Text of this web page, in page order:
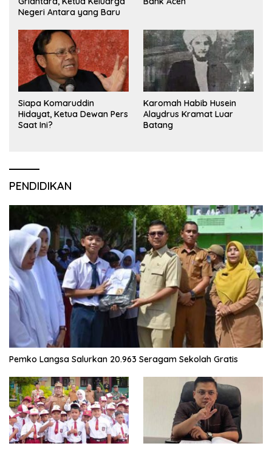
Negeri Antara yang Baru
Siapa Komaruddin
Hidayat, Ketua Dewan Pers
Saat Ini?
Karomah Habib Husein
Alaydrus Kramat Luar
Batang
PENDIDIKAN
Pemko Langsa Salurkan 20.963 Seragam Sekolah Gratis